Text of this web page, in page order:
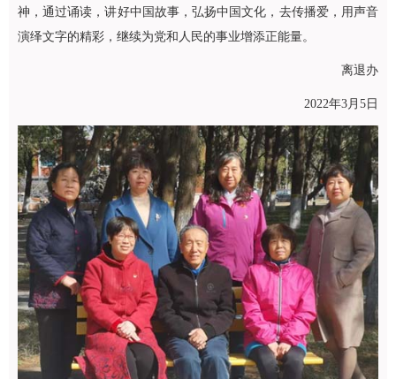
神，通过诵读，讲好中国故事，弘扬中国文化，去传播爱，用声音
演绎文字的精彩，继续为党和人民的事业增添正能量。
离退办
2022年3月5日